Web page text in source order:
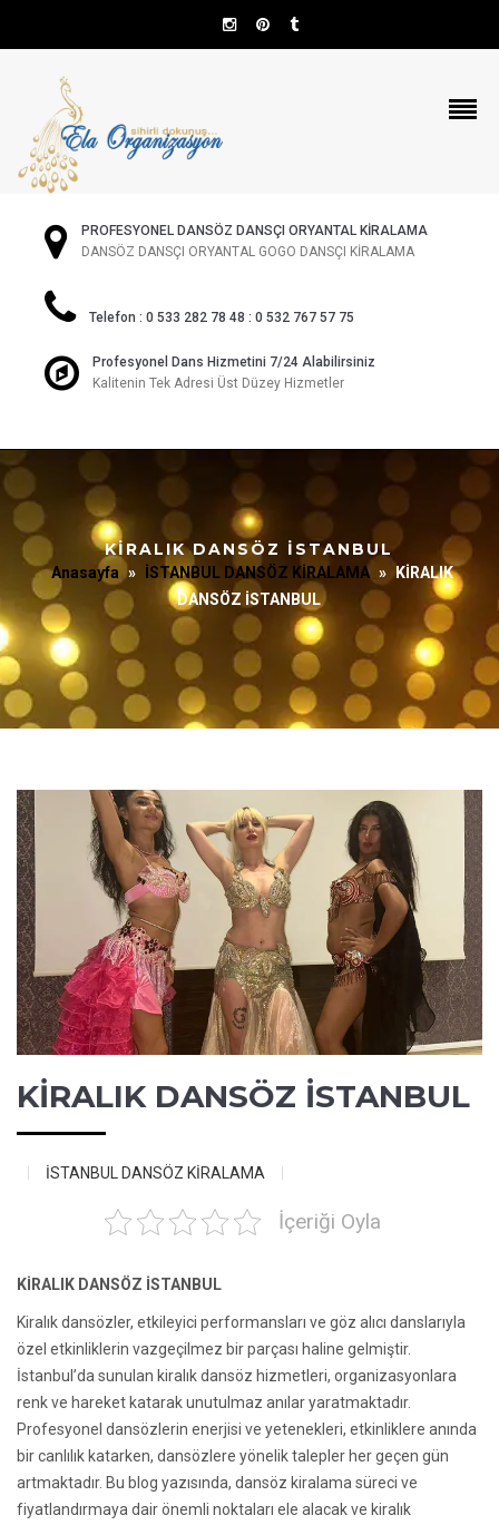
PROFESYONEL DANSÖZ DANSÇI ORYANTAL KİRALAMA
DANSÖZ DANSÇI ORYANTAL GOGO DANSÇI KİRALAMA
Telefon : 0 533 282 78 48 : 0 532 767 57 75
Profesyonel Dans Hizmetini 7/24 Alabilirsiniz
Kalitenin Tek Adresi Üst Düzey Hizmetler
KİRALIK DANSÖZ İSTANBUL
Anasayfa » İSTANBUL DANSÖZ KİRALAMA » KİRALIK
DANSÖZ İSTANBUL
KİRALIK DANSÖZ İSTANBUL
İSTANBUL DANSÖZ KİRALAMA
İçeriği Oyla
KİRALIK DANSÖZ İSTANBUL
Kiralık dansözler, etkileyici performansları ve göz alıcı danslarıyla
özel etkinliklerin vazgeçilmez bir parçası haline gelmiştir.
İstanbul’da sunulan kiralık dansöz hizmetleri, organizasyonlara
renk ve hareket katarak unutulmaz anılar yaratmaktadır.
Profesyonel dansözlerin enerjisi ve yetenekleri, etkinliklere anında
bir canlılık katarken, dansözlere yönelik talepler her geçen gün
artmaktadır. Bu blog yazısında, dansöz kiralama süreci ve
fiyatlandırmaya dair önemli noktaları ele alacak ve kiralık